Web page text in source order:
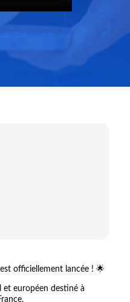
officiellement lancée ! 🌟
et européen destiné à